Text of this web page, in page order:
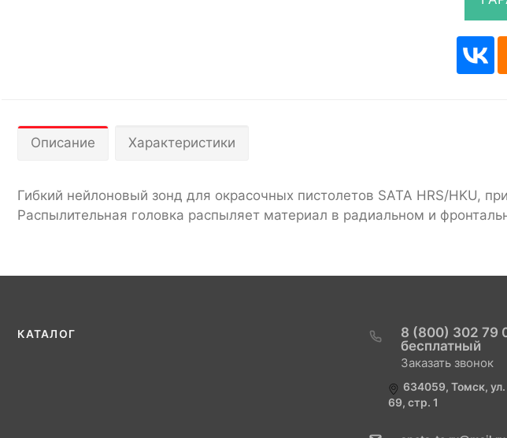
Описание Характеристики
Гибкий нейлоновый зонд для окрасочных пистолетов SATA HRS/HKU,
Распылительная головка распыляет материал в радиальном и
КАТАЛОГ
8 (800) 302 79
бесплатный
Заказать звонок
634059, Томск,
69, стр. 1